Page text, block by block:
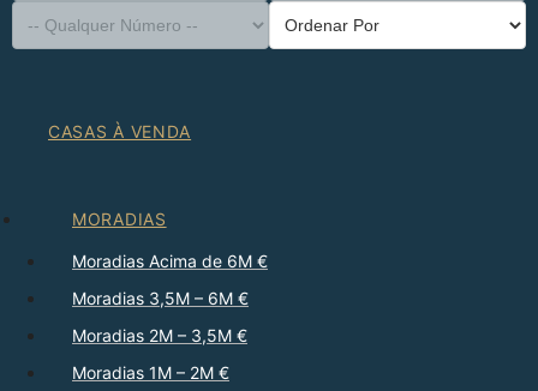
CASAS À VENDA
MORADIAS
Moradias Acima de 6M €
Moradias 3,5M – 6M €
Moradias 2M – 3,5M €
Moradias 1M – 2M €